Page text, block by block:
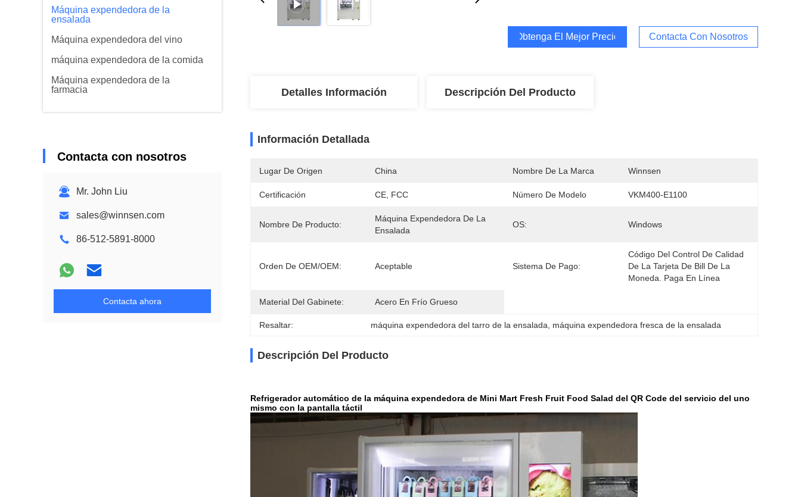
Máquina expendedora de la
ensalada
Máquina expendedora del vino
máquina expendedora de la comida
Máquina expendedora de la
farmacia
Contacta con nosotros
Mr. John Liu
sales@winnsen.com
86-512-5891-8000
Contacta ahora
Obtenga El Mejor Precio Contacta Con Nosotros
Detalles Información Descripción Del Producto
Información Detallada
Lugar De Origen China Nombre De La Marca Winnsen
Certificación CE, FCC Número De Modelo VKM400-E1100
Nombre De Producto:
Máquina Expendedora De La
Ensalada
OS: Windows
Orden De OEM/OEM: Aceptable Sistema De Pago:
Código Del Control De Calidad
De La Tarjeta De Bill De La
Moneda. Paga En Línea
Material Del Gabinete: Acero En Frío Grueso
Resaltar: máquina expendedora del tarro de la ensalada máquina expendedora fresca de la ensalada
Descripción Del Producto
Refrigerador automático de la máquina expendedora de Mini Mart Fresh Fruit Food Salad del QR Code del servicio del uno
mismo con la pantalla táctil